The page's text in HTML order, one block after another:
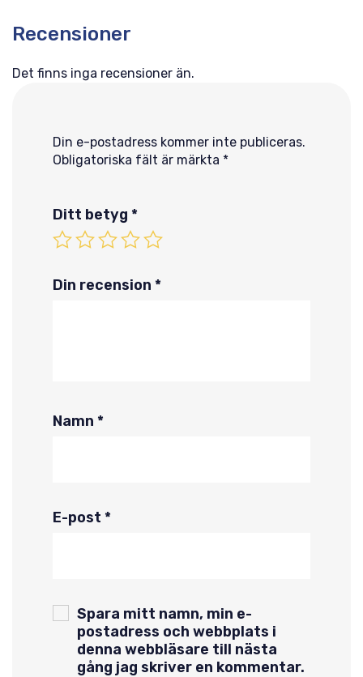
Recensioner
Det finns inga recensioner än.
Din e-postadress kommer inte publiceras.
Obligatoriska fält är märkta *
Ditt betyg *
Din recension *
Namn *
E-post *
Spara mitt namn, min e-
postadress och webbplats i
denna webbläsare till nästa
gång jag skriver en kommentar.